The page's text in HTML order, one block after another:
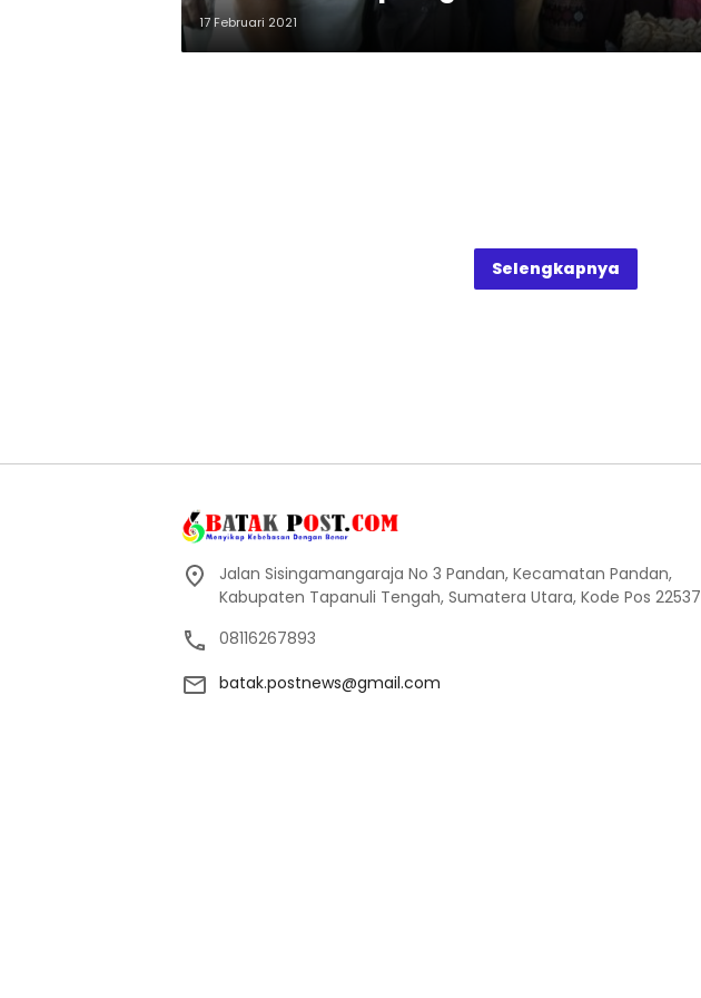
17 Februari 2021
Selengkapnya
Jalan Sisingamangaraja No 3 Pandan, Kecamatan Pandan,
Kabupaten Tapanuli Tengah, Sumatera Utara, Kode Pos 22537
08116267893
batak.postnews@gmail.com